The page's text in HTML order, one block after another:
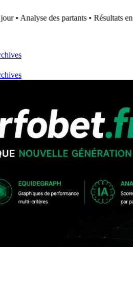
• Analyse des partants • Résultats en